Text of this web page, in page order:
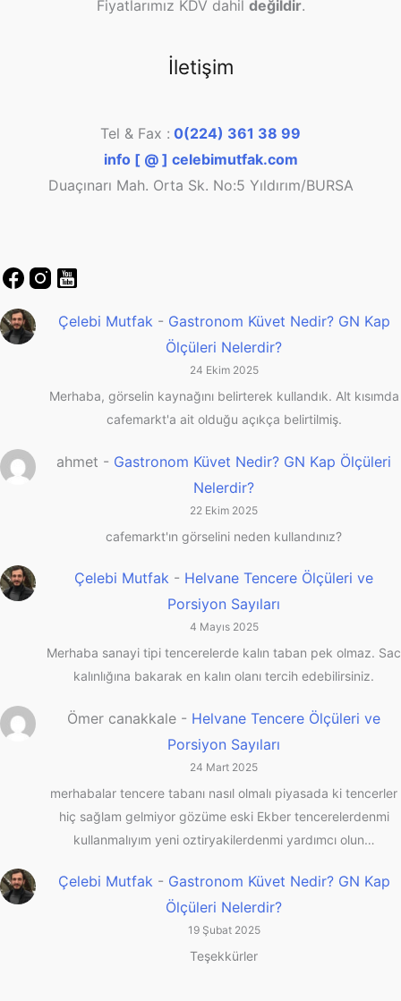
Fiyatlarımız KDV dahil değildir.
İletişim
Tel & Fax : 0(224) 361 38 99
info [ @ ] celebimutfak.com
Duaçınarı Mah. Orta Sk. No:5 Yıldırım/BURSA
Çelebi Mutfak - Gastronom Küvet Nedir? GN Kap
Ölçüleri Nelerdir?
24 Ekim 2025
Merhaba, görselin kaynağını belirterek kullandık. Alt kısımda
cafemarkt'a ait olduğu açıkça belirtilmiş.
ahmet - Gastronom Küvet Nedir? GN Kap Ölçüleri
Nelerdir?
22 Ekim 2025
cafemarkt'ın görselini neden kullandınız?
Çelebi Mutfak - Helvane Tencere Ölçüleri ve
Porsiyon Sayıları
4 Mayıs 2025
Merhaba sanayi tipi tencerelerde kalın taban pek olmaz. Sac
kalınlığına bakarak en kalın olanı tercih edebilirsiniz.
Ömer canakkale - Helvane Tencere Ölçüleri ve
Porsiyon Sayıları
24 Mart 2025
merhabalar tencere tabanı nasıl olmalı piyasada ki tencerler
hiç sağlam gelmiyor gözüme eski Ekber tencerelerdenmi
kullanmalıyım yeni oztiryakilerdenmi yardımcı olun…
Çelebi Mutfak- Gastronom Küvet Nedir? GN Kap
Ölçüleri Nelerdir?
19 Şubat 2025
Teşekkürler